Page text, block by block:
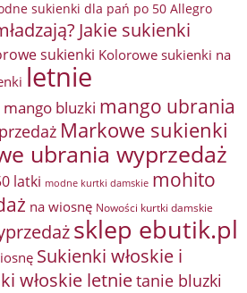
sukienki dla pań po 50 Allegro
Jakie sukienki
sukienki Kolorowe sukienki na
letnie
mango bluzki mango ubrania
Markowe sukienki
ubrania wyprzedaż
latki modne kurtki damskie mohito
na wiosnę Nowości kurtki damskie
sklep ebutik.pl
Sukienki włoskie i
włoskie letnietanie bluzki